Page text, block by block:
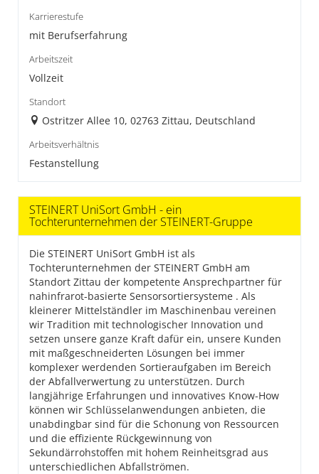
Karrierestufe
mit Berufserfahrung
Arbeitszeit
Vollzeit
Standort
Ostritzer Allee 10, 02763 Zittau, Deutschland
Arbeitsverhältnis
Festanstellung
STEINERT UniSort GmbH - ein
Tochterunternehmen der STEINERT-Gruppe
Die STEINERT UniSort GmbH ist als
Tochterunternehmen der STEINERT GmbH am
Standort Zittau der kompetente Ansprechpartner für
nahinfrarot-basierte Sensorsortiersysteme . Als
kleinerer Mittelständler im Maschinenbau vereinen
wir Tradition mit technologischer Innovation und
setzen unsere ganze Kraft dafür ein, unsere Kunden
mit maßgeschneiderten Lösungen bei immer
komplexer werdenden Sortieraufgaben im Bereich
der Abfallverwertung zu unterstützen. Durch
langjährige Erfahrungen und innovatives Know-How
können wir Schlüsselanwendungen anbieten, die
unabdingbar sind für die Schonung von Ressourcen
und die effiziente Rückgewinnung von
Sekundärrohstoffen mit hohem Reinheitsgrad aus
unterschiedlichen Abfallströmen.